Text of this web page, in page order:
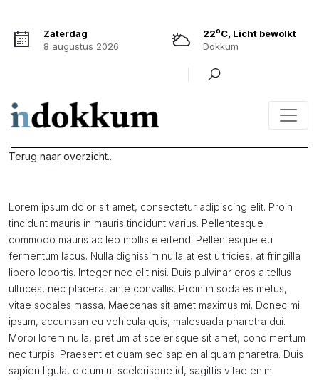
Zaterdag
8 augustus 2026
22oC, Licht bewolkt
Dokkum
Terug naar overzicht...
Lorem ipsum dolor sit amet, consectetur adipiscing elit. Proin
tincidunt mauris in mauris tincidunt varius. Pellentesque
commodo mauris ac leo mollis eleifend. Pellentesque eu
fermentum lacus. Nulla dignissim nulla at est ultricies, at fringilla
libero lobortis. Integer nec elit nisi. Duis pulvinar eros a tellus
ultrices, nec placerat ante convallis. Proin in sodales metus,
vitae sodales massa. Maecenas sit amet maximus mi. Donec mi
ipsum, accumsan eu vehicula quis, malesuada pharetra dui.
Morbi lorem nulla, pretium at scelerisque sit amet, condimentum
nec turpis. Praesent et quam sed sapien aliquam pharetra. Duis
sapien ligula, dictum ut scelerisque id, sagittis vitae enim.